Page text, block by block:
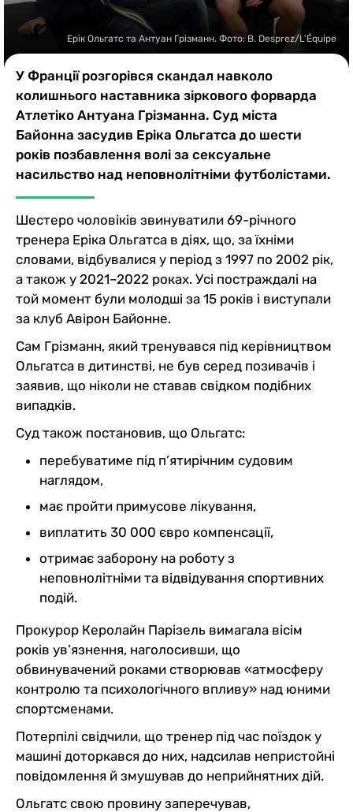
Ерік Ольгатс та Антуан Грізманн. Фото: B. Desprez/L'Équipe
У Франції розгорівся скандал навколо
колишнього наставника зіркового форварда
Атлетіко Антуана Грізманна. Суд міста
Байонна засудив Еріка Ольгатса до шести
років позбавлення волі за сексуальне
насильство над неповнолітніми футболістами.
Шестеро чоловіків звинуватили 69-річного
тренера Еріка Ольгатса в діях, що, за їхніми
словами, відбувалися у період з 1997 по 2002 рік,
а також у 2021–2022 роках. Усі постраждалі на
той момент були молодші за 15 років і виступали
за клуб Авірон Байонне.
Сам Грізманн, який тренувався під керівництвом
Ольгатса в дитинстві, не був серед позивачів і
заявив, що ніколи не ставав свідком подібних
випадків.
Суд також постановив, що Ольгатс:
перебуватиме під п’ятирічним судовим
наглядом,
має пройти примусове лікування,
виплатить 30 000 євро компенсації,
отримає заборону на роботу з
неповнолітніми та відвідування спортивних
подій.
Прокурор Керолайн Парізель вимагала вісім
років ув’язнення, наголосивши, що
обвинувачений роками створював «атмосферу
контролю та психологічного впливу» над юними
спортсменами.
Потерпілі свідчили, що тренер під час поїздок у
машині доторкався до них, надсилав непристойні
повідомлення й змушував до неприйнятних дій.
Ольгатс свою провину заперечував,